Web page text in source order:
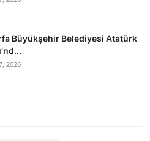
Büyükşehir Belediyesi Atatürk
2026